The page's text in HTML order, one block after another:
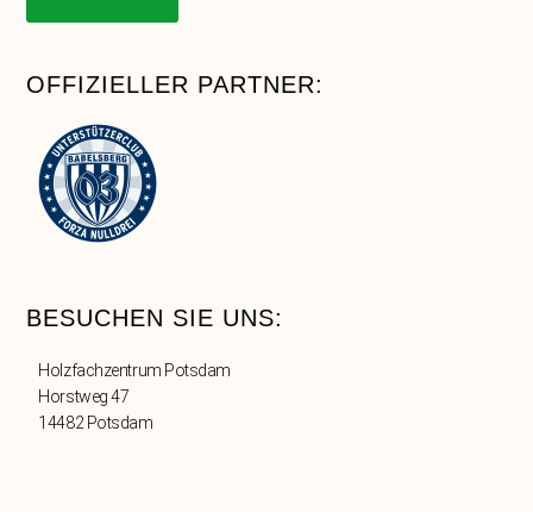
OFFIZIELLER PARTNER:
BESUCHEN SIE UNS:
Holzfachzentrum Potsdam
Horstweg 47
14482 Potsdam